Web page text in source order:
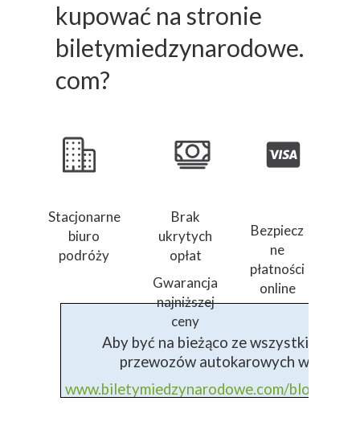
Bezpiecz
ne
płatności
online
Brak
ukrytych
opłat
Gwarancja
najniższej
ceny
Stacjonarne
biuro
podróży
kupować na stronie
biletymiedzynarodowe.
com?
Aby być na bieżąco ze wszystkimi
przewozów autokarowych wejdź na
www.biletymiedzynarodowe.com/